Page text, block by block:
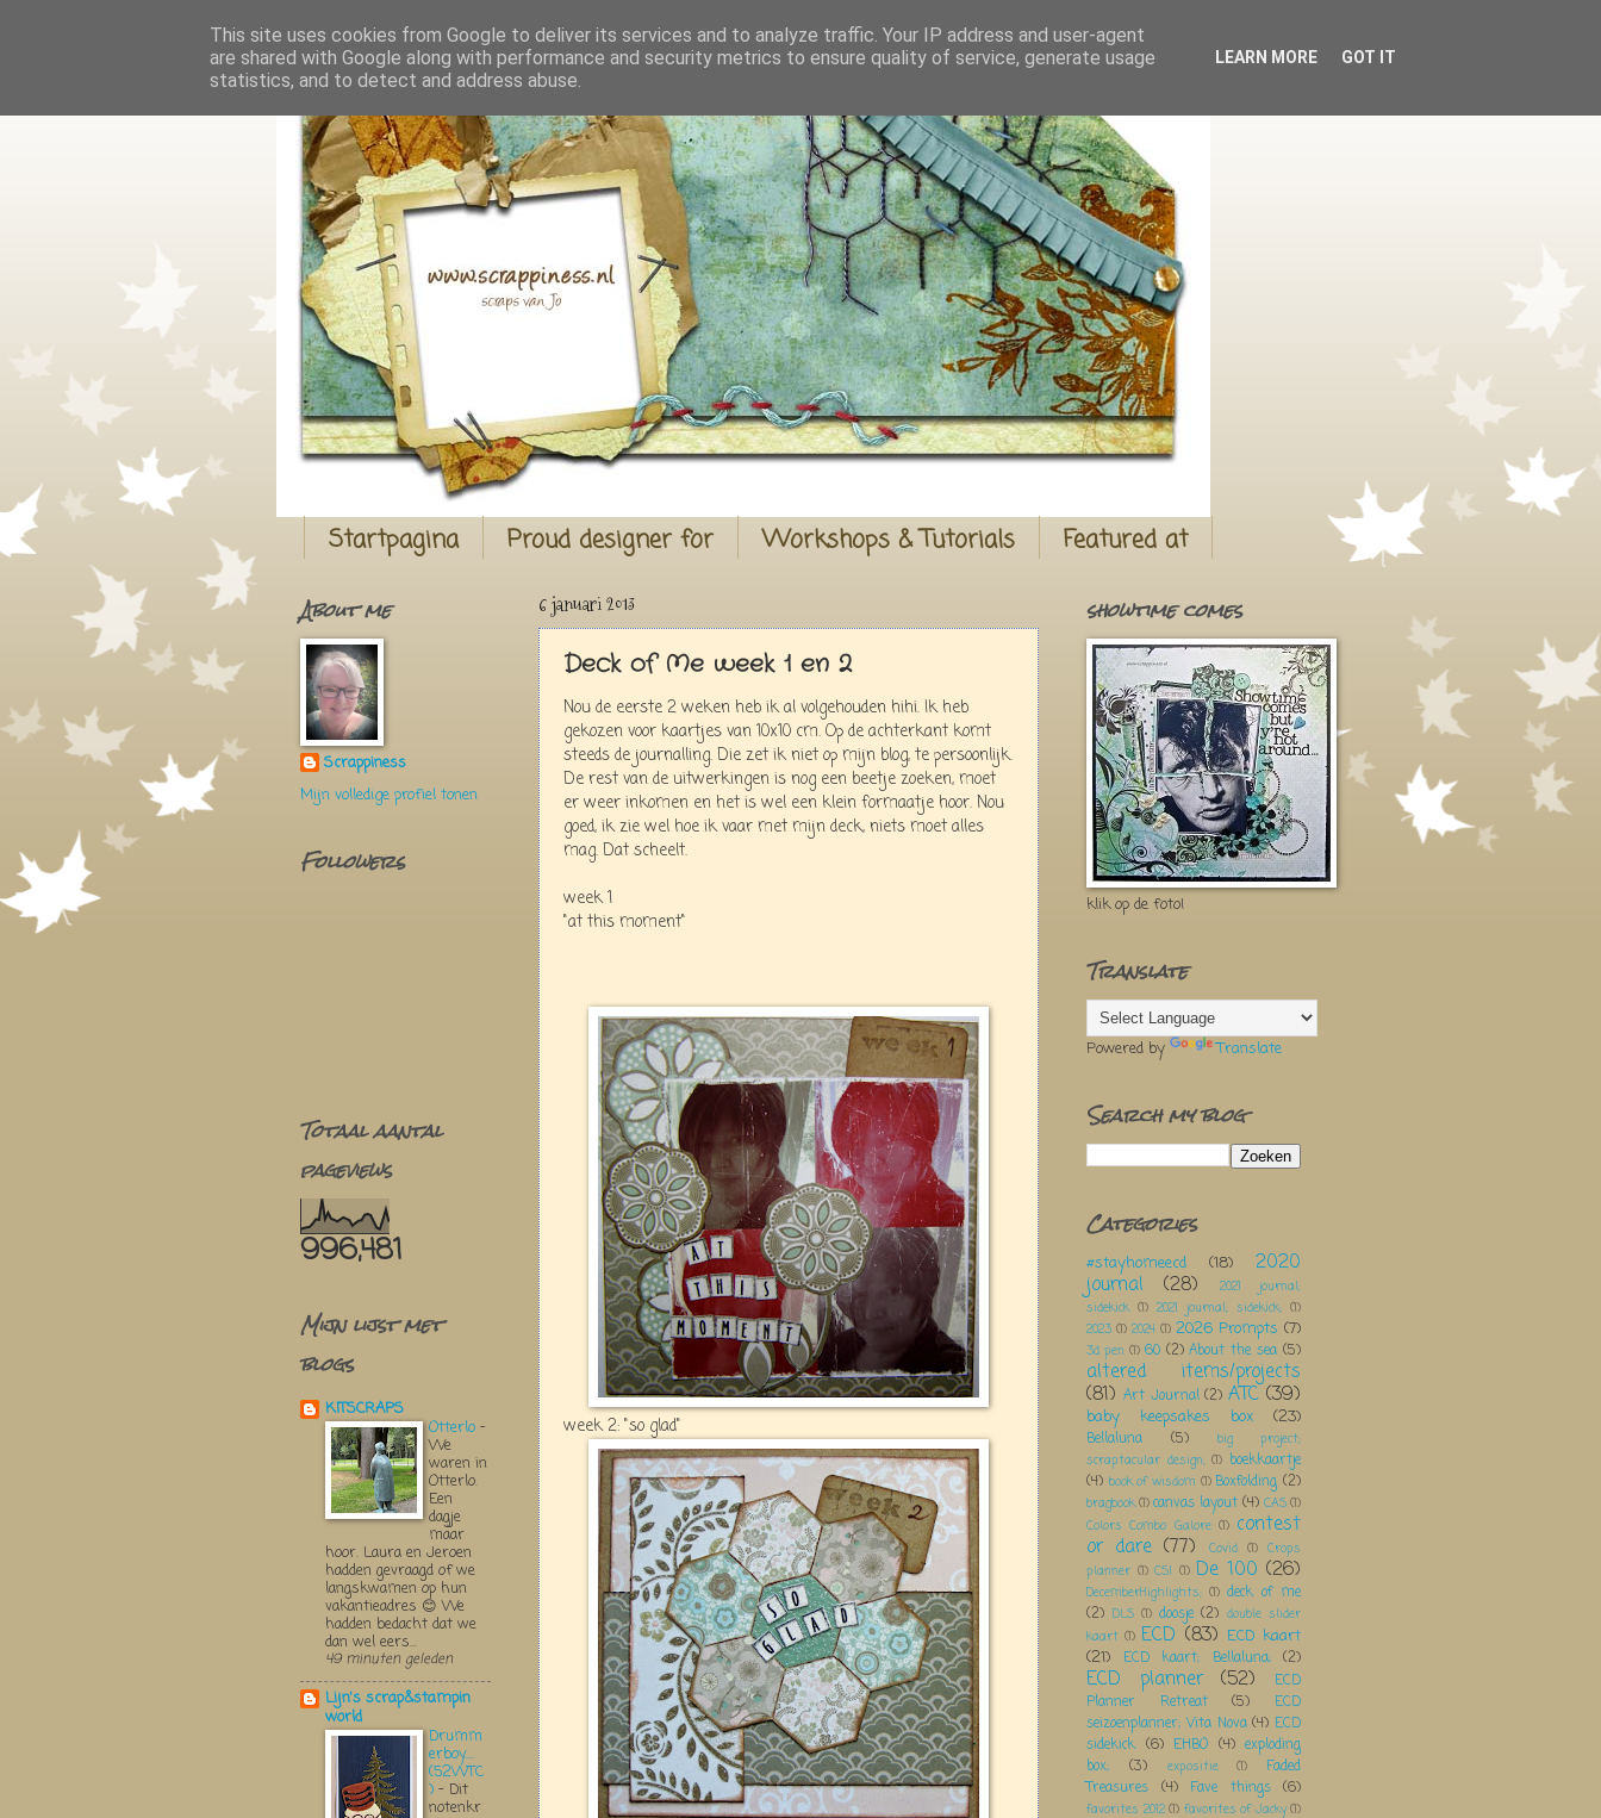
Startpagina Proud designer for Workshops & Tutorials Featured at
6 januari 2013
Deck of Me week 1 en 2
Nou de eerste 2 weken heb ik al volgehouden hihi. Ik heb
gekozen voor kaartjes van 10x10 cm. Op de achterkant komt
steeds de journalling. Die zet ik niet op mijn blog, te persoonlijk.
De rest van de uitwerkingen is nog een beetje zoeken, moet
er weer inkomen en het is wel een klein formaatje hoor. Nou
goed, ik zie wel hoe ik vaar met mijn deck, niets moet alles
mag. Dat scheelt.
week 1
"at this moment"
week 2: "so glad"
About me
Scrappiness
Mijn volledige profiel tonen
Followers
Totaal aantal
pageviews
996,481
Mijn lijst met
blogs
KITSCRAPS
Otterlo -
We
waren in
Otterlo.
Een
dagje
maar
hoor. Laura en Jeroen
hadden gevraagd of we
langskwamen op hun
vakantieadres 😊 We
hadden bedacht dat we
dan wel eers...
49 minuten geleden
Lijn's scrap&stampin
world
Drumm
erboy....
(52WTC
) - Dit
notenkr
showtime comes
klik op de foto!
Translate
Powered by Translate
Search my blog
Categories
#stayhomeecd (18) 2020
journal (28)
2021 journal;
sidekick (1) 2021 journal; sidekick; (1)
2023 (1) 2024 (1) 2026 Prompts (7)
3d pen (1) 60 (2) About the sea (5)
altered items/projects
(81) Art Journal (2) ATC (39)
baby keepsakes box (23)
Bellaluna (5)
big project;
scraptacular design; (1) boekkaartje
(4) book of wisdom (1) Boxfolding (2)
bragbook(1)canvas layout (4) CAS(1)
Colors Combo Galore (1) contest
or dare (77) Covid (1) Crops
planner (1) CSI (1) De 100 (26)
DecemberHighlights; (1) deck of me
(2) DLS (1) doosje (2) double slider
kaart (1) ECD (83) ECD kaart
(21)
ECD kaart; Bellaluna; (2)
ECD planner (52)
ECD
Planner Retreat
(5)
ECD
seizoenplanner; Vita Nova (4) ECD
sidekick (6) EHBO (4) exploding
box;
(3) expositie (1)
Faded
Treasures
(4) Fave things (6)
favorites 2012 (1) favorites of Jacky (1)
This site uses cookies from Google to deliver its services and to analyze traffic. Your IP address and user-agent
are shared with Google along with performance and security metrics to ensure quality of service, generate usage
statistics, and to detect and address abuse.
LEARN MORE GOT IT